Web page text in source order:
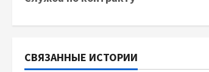
а
и
СВЯЗАННЫЕ ИСТОРИИ